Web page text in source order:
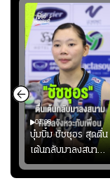
01:08
บุ๋มบิ๋ม ชัชชุอร สุดตื่น
เต้นกลับมาลงสนาม
ให้ทีมชาติ แอบกังวล